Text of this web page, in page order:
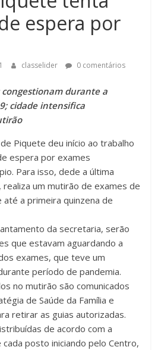
espera por
classelider 0 comentários
durante a
cidade intensifica
Piquete deu início ao trabalho
espera por exames
Para isso, dede a última
um mutirão de exames de
a primeira quinzena de
da secretaria, serão
que estavam aguardando a
exames, que teve um
período de pandemia.
no mutirão são comunicados
de Saúde da Família e
retirar as guias autorizadas.
de acordo com a
posto iniciando pelo Centro,